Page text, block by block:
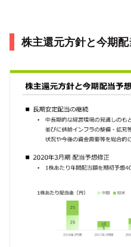
株主還元方針と今期